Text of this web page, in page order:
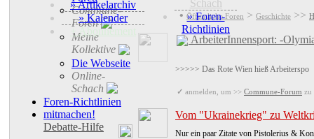
» Artikelarchiv
» Kalender
+ Abonnement
Schach
» Foren-
Richtlinien
Commune-
Foren
Meine
Kollektive
Die Webseite
Online-
Schach
Foren-Richtlinien
mitmachen!
Debatte-Hilfe
• Öffentliche Foren > Geschichte >>
ArbeiterInnensport: -
>>>>> Das Rote Wien hieß Arbeiterspo
✓ anmelden, um >> Commune-Forum zu
Vom "Ukrainekrieg" zu
Nur ein paar Zitate von Pistolerius &